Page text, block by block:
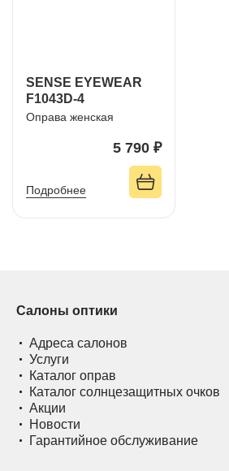
SENSE EYEWEAR
F1043D-4
Оправа женская
5 790 ₽
Подробнее
Салоны оптики
Адреса салонов
Услуги
Каталог оправ
Каталог солнцезащитных очков
Акции
Новости
Гарантийное обслуживание